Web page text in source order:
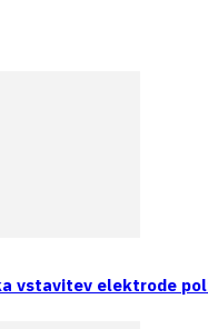
vstavitev elektrode